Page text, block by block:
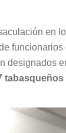
en
funcionarios
designados